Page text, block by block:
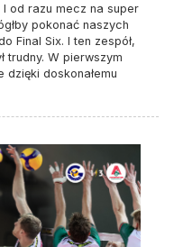
I od razu mecz na super
pokonać naszych
Final Six. I ten zespół,
trudny. W pierwszym
doskonałemu